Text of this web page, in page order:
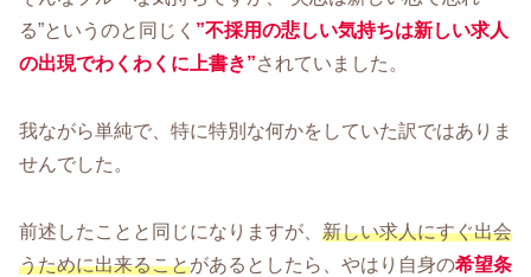
る”というのと同じく ”不採用の悲しい気持ちは新しい求人
の出現でわくわくに上書き”されていました。
我ながら単純で、特に特別な何かをしていた訳ではありま
せんでした。
前述したことと同じになりますが、 新しい求人にすぐ出会
うために出来ることがあるとしたら、やはり自身の希望条